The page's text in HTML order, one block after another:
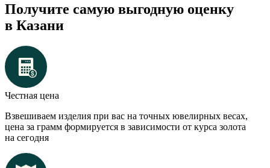
Получите самую выгодную оценку
в Казани
Честная цена
Взвешиваем изделия при вас на точных ювелирных весах,
цена за грамм формируется в зависимости от курса золота
на сегодня